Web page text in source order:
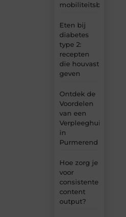
Eten bij
diabetes
type 2:
recepten
die houvast
geven
Ontdek de
Voordelen
van een
Verpleeghuis
in
Purmerend
Hoe zorg je
voor
consistente
content
output?